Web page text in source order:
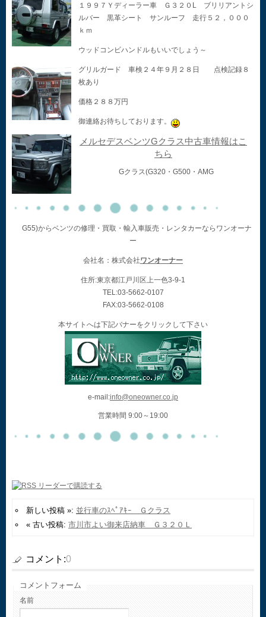
１９９７Ｙディーラー車 Ｇ３２０L ブリリアントシ
ルバー 黒革シート サンルーフ 走行５２，０００
ｋｍ
ウッドコンビハンドルもいいでしょう～
グリルガード 車検２４年９月２８日 点検記録８
枚あり
価格２８８万円
御連絡お待ちしております。
メルセデスベンツGクラス中古車情報はこ
ちら
Gクラス(G320・G500・AMG
G55)からベンツの修理・買取・輸入車販売・レンタカーならワンオーナ
ー
会社名：株式会社ワンオーナー
住所:東京都江戸川区上一色3-9-1
TEL:03-5662-0107
FAX:03-5662-0108
本サイトへは下記バナーをクリックして下さい
e-mail:info@oneowner.co.jp
営業時間 9:00～19:00
新しい投稿 »: 並行車のｽﾍﾟｱｷｰ Ｇクラス
« 古い投稿: 市川市よい御来店納車 Ｇ３２０Ｌ
コメント:0
コメントフォーム
名前